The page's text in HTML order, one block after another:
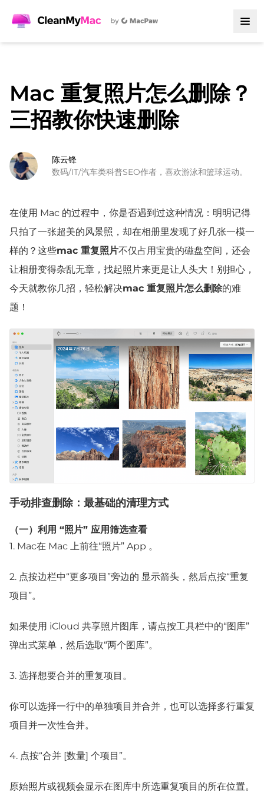
Mac 重复照片怎么删除？
三招教你快速删除
陈云锋
数码/IT/汽车类科普SEO作者，喜欢游泳和篮球运动。
在使用 Mac 的过程中，你是否遇到过这种情况：明明记得
只拍了一张超美的风景照，却在相册里发现了好几张一模一
样的？这些mac 重复照片不仅占用宝贵的磁盘空间，还会
让相册变得杂乱无章，找起照片来更是让人头大！别担心，
今天就教你几招，轻松解决mac 重复照片怎么删除的难
题！
手动排查删除：最基础的清理方式
（一）利用 “照片” 应用筛选查看
1. Mac在 Mac 上前往“照片” App 。
2. 点按边栏中“更多项目”旁边的 显示箭头，然后点按“重复
项目”。
如果使用 iCloud 共享照片图库，请点按工具栏中的“图库”
弹出式菜单，然后选取“两个图库”。
3. 选择想要合并的重复项目。
你可以选择一行中的单独项目并合并，也可以选择多行重复
项目并一次性合并。
4. 点按“合并 [数量] 个项目”。
原始照片或视频会显示在图库中所选重复项目的所在位置。